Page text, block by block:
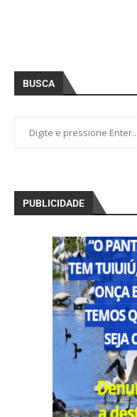
BUSCA
PUBLICIDADE